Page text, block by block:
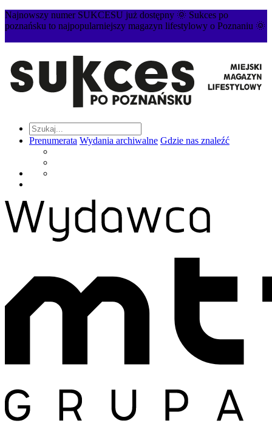
Najnowszy numer SUKCESU już dostępny 🌞 Sukces po
poznańsku to najpopularniejszy magazyn lifestylowy o Poznaniu 🌞
Prenumerata Wydania archiwalne Gdzie nas znaleźć